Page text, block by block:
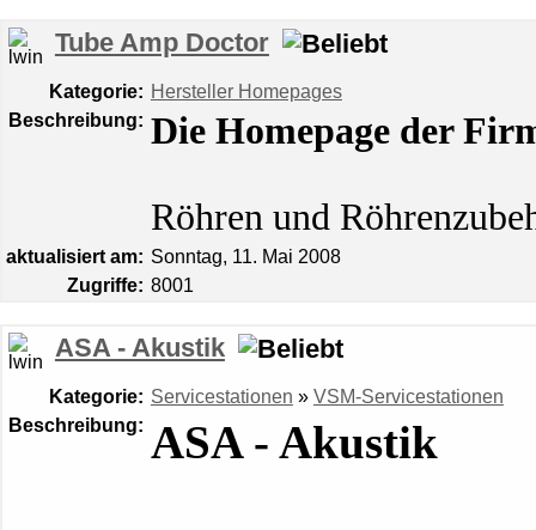
Tube Amp Doctor
Kategorie: Hersteller Homepages
Beschreibung: Die Homepage der
Röhren und
aktualisiert am: Sonntag, 11. Mai 2008
Zugriffe: 8001
ASA - Akustik
Kategorie: Servicestationen » VSM-Servicestationen
Beschreibung: ASA - Akustik